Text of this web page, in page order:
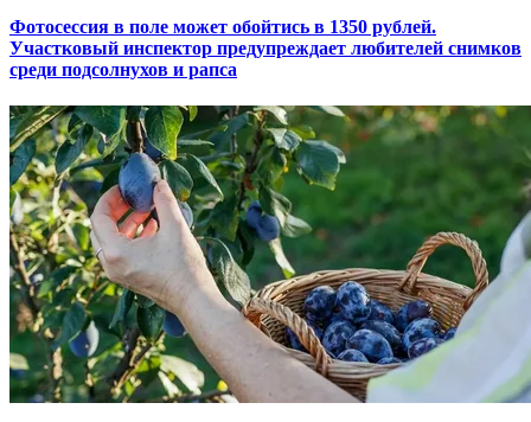
Фотосессия в поле может обойтись в 1350 рублей.
Участковый инспектор предупреждает любителей снимков
среди подсолнухов и рапса